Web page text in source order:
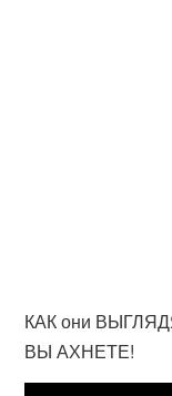
КАК они
ВЫ АХНЕТЕ!